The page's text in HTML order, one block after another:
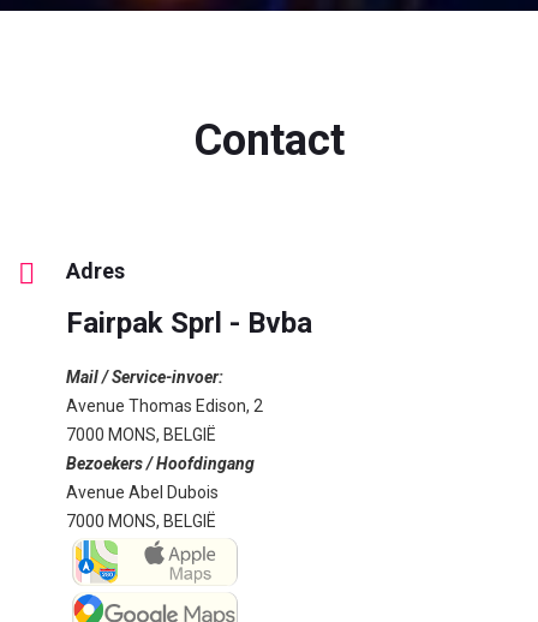
Contact
Adres
Fairpak Sprl - Bvba
Mail / Service-invoer:
Avenue Thomas Edison, 2
7000 MONS, BELGIË
Bezoekers / Hoofdingang
Avenue Abel Dubois
7000 MONS, BELGIË